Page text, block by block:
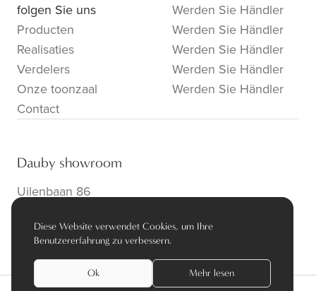
folgen Sie uns
Producten
Realisaties
Verdelers
Onze toonzaal
Contact
Werden Sie Händler
Werden Sie Händler
Werden Sie Händler
Werden Sie Händler
Werden Sie Händler
Dauby showroom
Uilenbaan 86
info@dauby.be|+32 3 354 16 86
Diese Website verwendet Cookies, um Ihre
Benutzererfahrung zu verbessern.
Ok Mehr lesen